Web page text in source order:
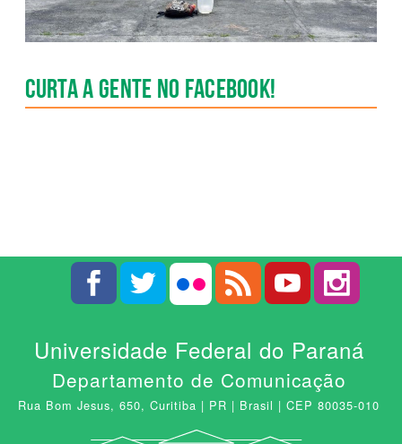
Curta a gente no Facebook!
Universidade Federal do Paraná
Departamento de Comunicação
Rua Bom Jesus, 650, Curitiba | PR | Brasil | CEP 80035-010